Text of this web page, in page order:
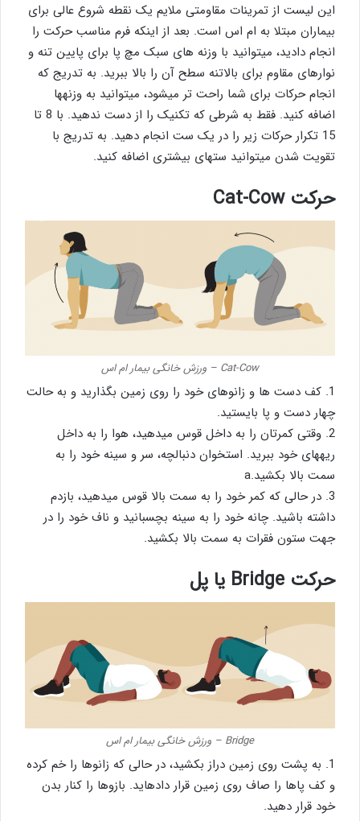
این لیست از تمرینات مقاومتی ملایم یک نقطه شروع عالی برای
بیماران مبتلا به ام اس است. بعد از اینکه فرم مناسب حرکت را
انجام دادید، میتوانید با وزنه های سبک مچ پا برای پایین تنه و
نوارهای مقاوم برای بالاتنه سطح آن را بالا ببرید. به تدریج که
انجام حرکات برای شما راحت تر میشود، میتوانید به وزنهها
اضافه کنید. فقط به شرطی که تکنیک را از دست ندهید. با 8 تا
15 تکرار حرکات زیر را در یک ست انجام دهید. به تدریج با
تقویت شدن میتوانید ستهای بیشتری اضافه کنید.
حرکت Cat-Cow
Cat-Cow – ورزش خانگی بیمار ام اس
1. کف دست ها و زانوهای خود را روی زمین بگذارید و به حالت
چهار دست و پا بایستید.
2. وقتی کمرتان را به داخل قوس میدهید، هوا را به داخل
ریههای خود ببرید. استخوان دنبالچه، سر و سینه خود را به
سمت بالا بکشید.a
3. در حالی که کمر خود را به سمت بالا قوس میدهید، بازدم
داشته باشید. چانه خود را به سینه بچسبانید و ناف خود را در
جهت ستون فقرات به سمت بالا بکشید.
حرکت Bridge یا پل
Bridge – ورزش خانگی بیمار ام اس
1. به پشت روی زمین دراز بکشید، در حالی که زانوها را خم کرده
و کف پاها را صاف روی زمین قرار دادهاید. بازوها را کنار بدن
خود قرار دهید.